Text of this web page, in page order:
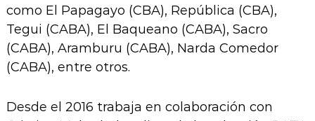
como El Papagayo (CBA), República (CBA),
Tegui (CABA), El Baqueano (CABA), Sacro
(CABA), Aramburu (CABA), Narda Comedor
(CABA), entre otros.
Desde el 2016 trabaja en colaboración con